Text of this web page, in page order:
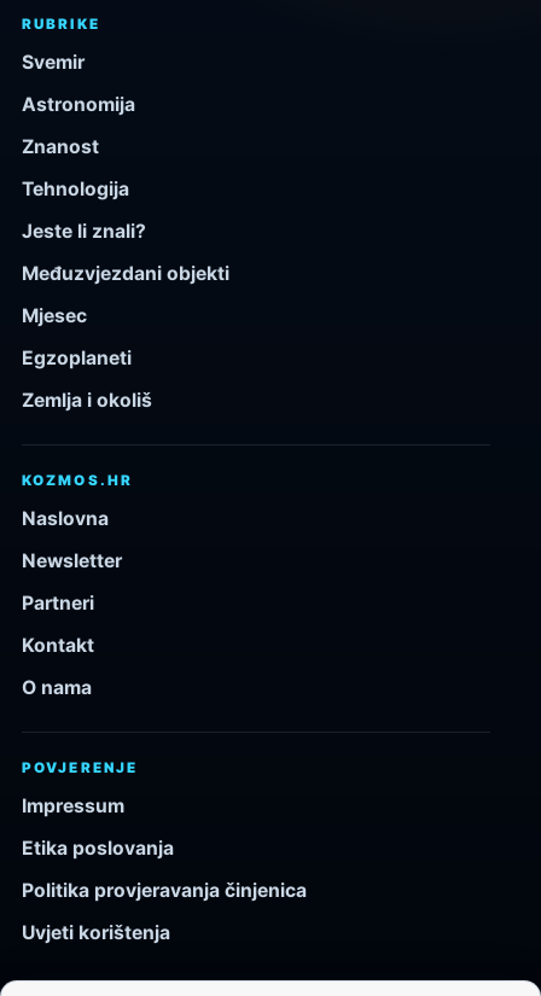
RUBRIKE
Svemir
Astronomija
Znanost
Tehnologija
Jeste li znali?
Međuzvjezdani objekti
Mjesec
Egzoplaneti
Zemlja i okoliš
KOZMOS.HR
Naslovna
Newsletter
Partneri
Kontakt
O nama
POVJERENJE
Impressum
Etika poslovanja
Politika provjeravanja činjenica
Uvjeti korištenja